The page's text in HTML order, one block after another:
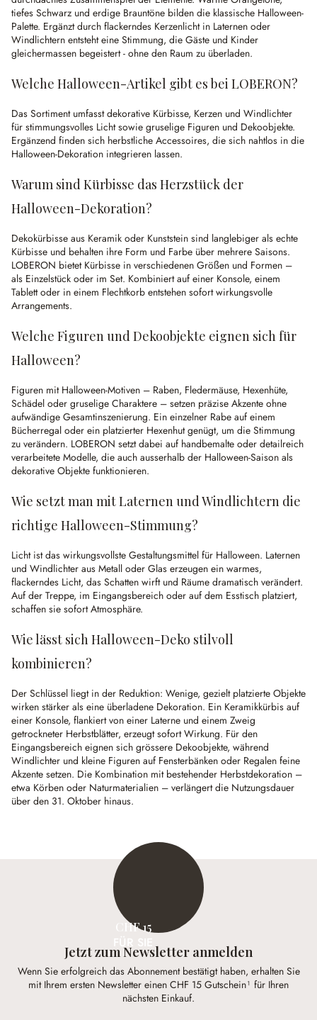
tiefes Schwarz und erdige Brauntöne bilden die klassische Halloween-
Palette. Ergänzt durch flackerndes Kerzenlicht in Laternen oder
Windlichtern entsteht eine Stimmung, die Gäste und Kinder
gleichermassen begeistert - ohne den Raum zu überladen.
Welche Halloween-Artikel gibt es bei LOBERON?
Das Sortiment umfasst dekorative Kürbisse, Kerzen und Windlichter
für stimmungsvolles Licht sowie gruselige Figuren und Dekoobjekte.
Ergänzend finden sich herbstliche Accessoires, die sich nahtlos in die
Halloween-Dekoration integrieren lassen.
Warum sind Kürbisse das Herzstück der
Halloween-Dekoration?
Dekokürbisse aus Keramik oder Kunststein sind langlebiger als echte
Kürbisse und behalten ihre Form und Farbe über mehrere Saisons.
LOBERON bietet Kürbisse in verschiedenen Größen und Formen –
als Einzelstück oder im Set. Kombiniert auf einer Konsole, einem
Tablett oder in einem Flechtkorb entstehen sofort wirkungsvolle
Arrangements.
Welche Figuren und Dekoobjekte eignen sich für
Halloween?
Figuren mit Halloween-Motiven – Raben, Fledermäuse, Hexenhüte,
Schädel oder gruselige Charaktere – setzen präzise Akzente ohne
aufwändige Gesamtinszenierung. Ein einzelner Rabe auf einem
Bücherregal oder ein platzierter Hexenhut genügt, um die Stimmung
zu verändern. LOBERON setzt dabei auf handbemalte oder detailreich
verarbeitete Modelle, die auch ausserhalb der Halloween-Saison als
dekorative Objekte funktionieren.
Wie setzt man mit Laternen und Windlichtern die
richtige Halloween-Stimmung?
Licht ist das wirkungsvollste Gestaltungsmittel für Halloween. Laternen
und Windlichter aus Metall oder Glas erzeugen ein warmes,
flackerndes Licht, das Schatten wirft und Räume dramatisch verändert.
Auf der Treppe, im Eingangsbereich oder auf dem Esstisch platziert,
schaffen sie sofort Atmosphäre.
Wie lässt sich Halloween-Deko stilvoll
kombinieren?
Der Schlüssel liegt in der Reduktion: Wenige, gezielt platzierte Objekte
wirken stärker als eine überladene Dekoration. Ein Keramikkürbis auf
einer Konsole, flankiert von einer Laterne und einem Zweig
getrockneter Herbstblätter, erzeugt sofort Wirkung. Für den
Eingangsbereich eignen sich grössere Dekoobjekte, während
Windlichter und kleine Figuren auf Fensterbänken oder Regalen feine
Akzente setzen. Die Kombination mit bestehender Herbstdekoration –
etwa Körben oder Naturmaterialien – verlängert die Nutzungsdauer
über den 31. Oktober hinaus.
CHF 15
Jetzt zum Newsletter anmelden
Wenn Sie erfolgreich das Abonnement bestätigt haben, erhalten Sie
mit Ihrem ersten Newsletter einen CHF 15 Gutschein¹ für Ihren
nächsten Einkauf.